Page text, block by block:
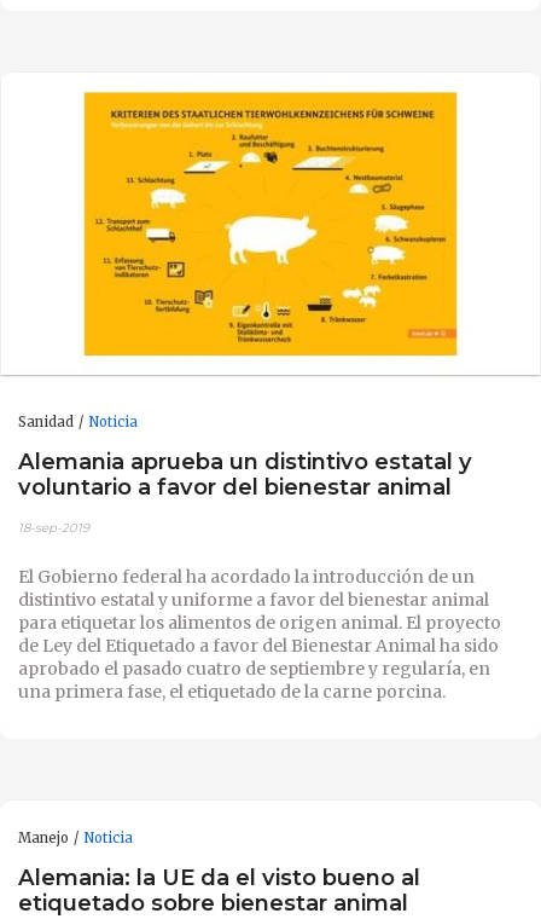
Sanidad Noticia
Alemania aprueba un distintivo estatal y
voluntario a favor del bienestar animal
18-sep-2019
El Gobierno federal ha acordado la introducción de un
distintivo estatal y uniforme a favor del bienestar animal
para etiquetar los alimentos de origen animal. El proyecto
de Ley del Etiquetado a favor del Bienestar Animal ha sido
aprobado el pasado cuatro de septiembre y regularía, en
una primera fase, el etiquetado de la carne porcina.
Manejo Noticia
Alemania: la UE da el visto bueno al
etiquetado sobre bienestar animal